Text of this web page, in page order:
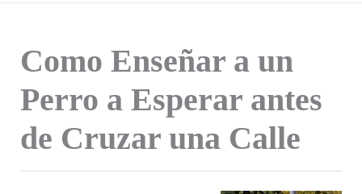
Como Enseñar a un
Perro a Esperar antes
de Cruzar una Calle